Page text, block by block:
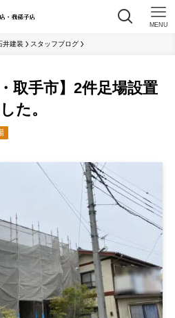
MENU
井建装 スタッフブログ
取手市】2件足場設置
た。